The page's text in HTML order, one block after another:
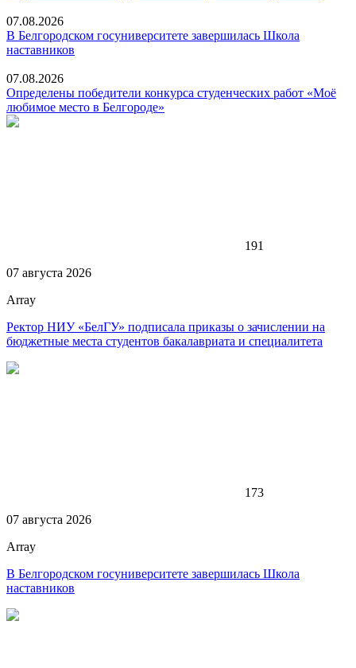
07.08.2026
В Белгородском госуниверситете завершилась Школа
наставников
07.08.2026
Определены победители конкурса студенческих работ «Моё
любимое место в Белгороде»
191
07 августа 2026
Array
Ректор НИУ «БелГУ» подписала приказы о зачислении на
бюджетные места студентов бакалавриата и специалитета
173
07 августа 2026
Array
В Белгородском госуниверситете завершилась Школа
наставников